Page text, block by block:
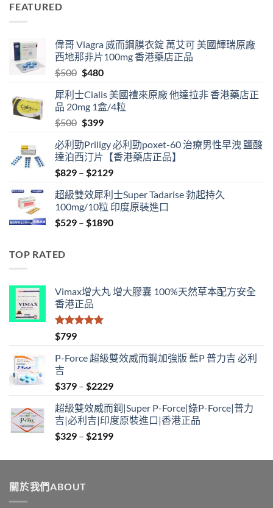
FEATURED
偉哥 Viagra 威而鋼膜衣錠 萬艾可 美國輝瑞原廠
西地那非片100mg 香港藥店正品
$500 Original
was:
$500.
$480Current
is:
$480.
犀利士Cialis 美國禮來原廠 他達拉非 香港藥店正
品 20mg 1盒/4粒
$500 Original
was:
$500.
$399Current
is:
$399.
必利勁Priligy 必利勁poxet-60 治療男性早洩 鹽酸
達泊西汀片【香港藥店正品】
$829 – $2129Price
$829
through
$2129
超級雙效犀利士Super Tadarise 勃起持久
100mg/10粒 印度原裝進口
$529 – $1890Price
TOP RATED
Vimax增大丸 增大膠囊 100%天然草本配方安全
香港正品
評分
滿分 5
$799
P-Force 超級雙效威而鋼加強版 藍P 普力吉 必利
吉
$379 – $2229Price
$379
through
$2229
超級雙效威而鋼|Super P-Force|綠P-Force|普力
吉|必利吉|印度原裝進口|香港正品
$329 – $2199Price
$329
關於我們ABOUT